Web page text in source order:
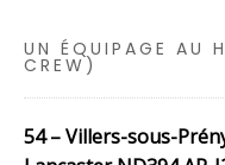
UN ÉQUIPAGE AU
CREW)
54 – Villers-sous-